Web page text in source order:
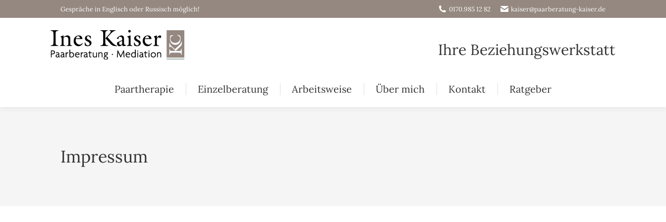
Gespräche in Englisch oder Russisch möglich! 0170.985 12 82 kaiser@paarberatung-kaiser.de
Ihre Beziehungswerkstatt
Paartherapie Einzelberatung Arbeitsweise Über mich Kontakt Ratgeber
Impressum